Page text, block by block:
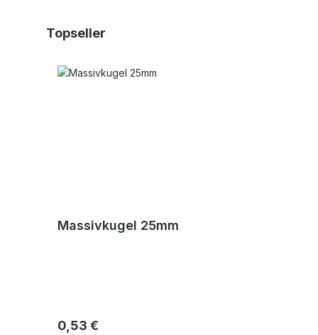
Produktgalerie überspringen
Topseller
Massivkugel 25mm
Regulärer Preis:
0,53 €